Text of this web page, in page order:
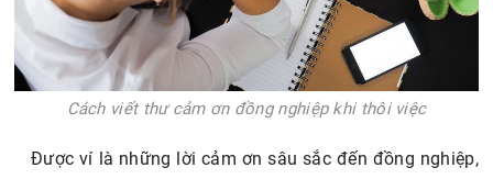
Cách viết thư cảm ơn đồng nghiệp khi thôi việc
Được ví là những lời cảm ơn sâu sắc đến đồng nghiệp,